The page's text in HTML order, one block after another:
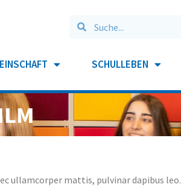
SCHULLEBEN
ullamcorper mattis, pulvinar dapibus leo.